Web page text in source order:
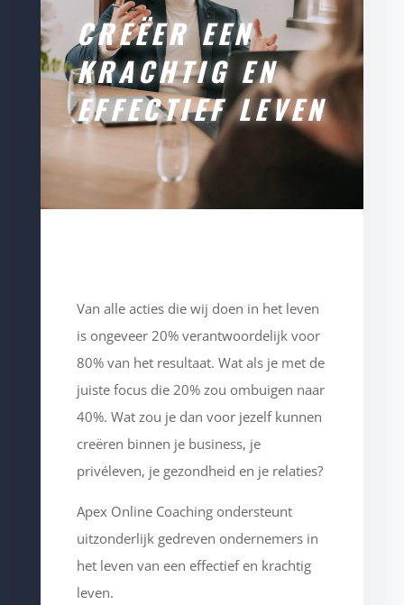
CREËER EEN
KRACHTIG EN
EFFECTIEF LEVEN
Van alle acties die wij doen in het leven
is ongeveer 20% verantwoordelijk voor
80% van het resultaat. Wat als je met de
juiste focus die 20% zou ombuigen naar
40%. Wat zou je dan voor jezelf kunnen
creëren binnen je business, je
privéleven, je gezondheid en je relaties?
Apex Online Coaching ondersteunt
uitzonderlijk gedreven ondernemers in
het leven van een effectief en krachtig
leven.